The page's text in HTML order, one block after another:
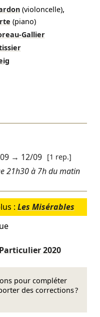
(violoncelle),
(piano)
Gallier
→ 12/09 [1 rep.]
21h30 à 7h du matin
: Les Misérables
2020
pour compléter
des corrections ?